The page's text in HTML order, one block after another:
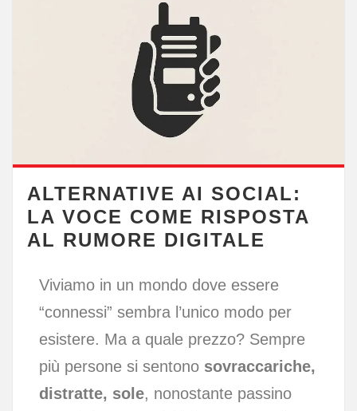
ALTERNATIVE AI SOCIAL:
LA VOCE COME RISPOSTA
AL RUMORE DIGITALE
Viviamo in un mondo dove essere
“connessi” sembra l’unico modo per
esistere. Ma a quale prezzo? Sempre
più persone si sentono sovraccariche,
distratte, sole, nonostante passino